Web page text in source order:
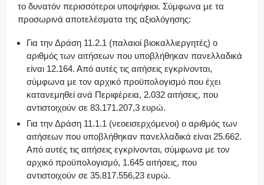
το δυνατόν περισσότεροι υποψήφιοι. Σύμφωνα με τα
προσωρινά αποτελέσματα της αξιολόγησης:
Για την Δράση 11.2.1 (παλαιοί βιοκαλλιεργητές) ο
αριθμός των αιτήσεων που υποβλήθηκαν πανελλαδικά
είναι 12.164. Από αυτές τις αιτήσεις εγκρίνονται,
σύμφωνα με τον αρχικό προϋπολογισμό που έχει
κατανεμηθεί ανά Περιφέρεια, 2.032 αιτήσεις, που
αντιστοιχούν σε 83.171.207,3 ευρώ.
Για την Δράση 11.1.1 (νεοεισερχόμενοι) ο αριθμός των
αιτήσεων που υποβλήθηκαν πανελλαδικά είναι 25.662.
Από αυτές τις αιτήσεις εγκρίνονται, σύμφωνα με τον
αρχικό προϋπολογισμό, 1.645 αιτήσεις, που
αντιστοιχούν σε 35.817.556,23 ευρώ.